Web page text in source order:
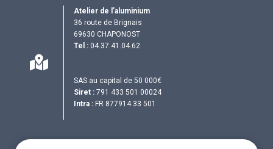
Atelier de l’aluminium
36 route de Brignais
69630 CHAPONOST
Tel : 04.37.41.04.62
SAS au capital de 50 000€
Siret : 791 433 501 00024
Intra : FR 877914 33 501